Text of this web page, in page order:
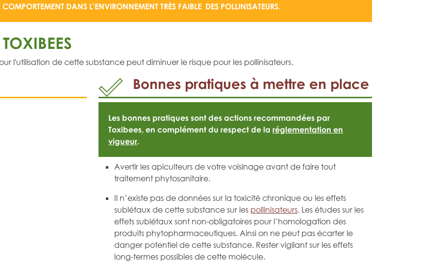
DANS L'ENVIRONNEMENT TRÈS FAIBLE DES POLLINISATEURS.
l'utilisation de cette substance peut diminuer le risque pour les pollinisateurs.
Bonnes pratiques à mettre en place
Les bonnes pratiques sont des actions recommandées par
Toxibees, en complément du respect de la réglementation en
vigueur.
Avertir les apiculteurs de votre voisinage avant de faire tout
traitement phytosanitaire.
Il n’existe pas de données sur la toxicité chronique ou les effets
sublétaux de cette substance sur les pollinisateurs. Les études sur les
effets sublétaux sont non-obligatoires pour l’homologation des
produits phytopharmaceutiques. Ainsi on ne peut pas écarter le
danger potentiel de cette substance. Rester vigilant sur les effets
long-termes possibles de cette molécule.